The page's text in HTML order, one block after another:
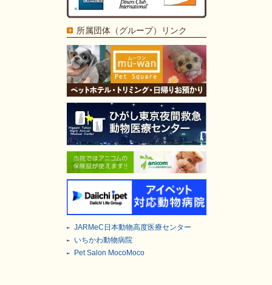
所属団体（グループ）リンク
JARMeC日本動物高度医療センター
いちかわ動物病院
Pet Salon MocoMoco